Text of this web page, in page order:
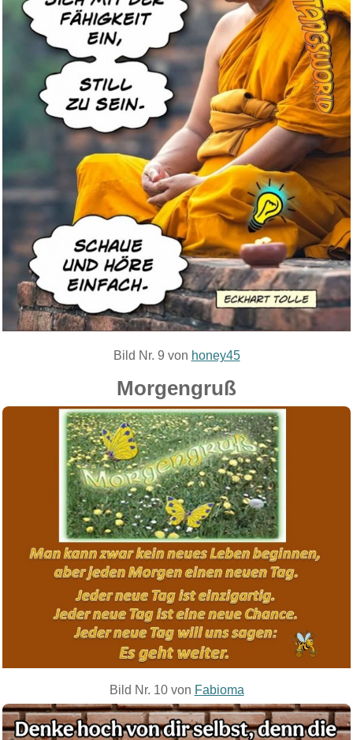
Bild Nr. 9 von honey45
Morgengruß
Bild Nr. 10 von Fabioma